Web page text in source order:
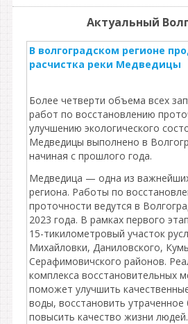
Актуальный
В волгоградском регионе
расчистка реки Медведицы
Более четверти объема всех
работ по восстановлению
улучшению экологического
Медведицы выполнено в
начиная с прошлого года.
Медведица — одна из
региона. Работы по
проточности ведутся в
2023 года. В рамках первого
15-тикилометровый участок
Михайловки, Даниловского,
Серафимовичского районов.
комплекса восстановительных
поможет улучшить
воды, восстановить
повысить качество жизни людей.